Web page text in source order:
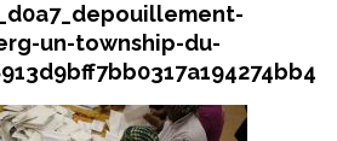
un-township-du-